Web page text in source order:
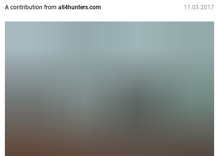
A contribution from all4hunters.com 11.03.2017